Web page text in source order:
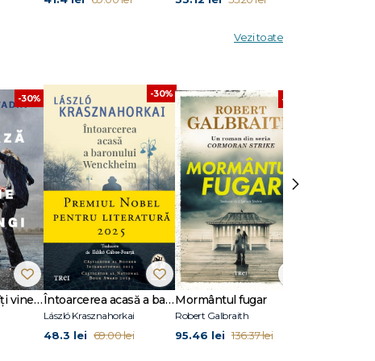
Vezi toate
-30%
Dansează când îți vine să plângi
-30%
Întoarcerea acasă a baronului Wenckheim
László Krasznahorkai
48.3 lei 69.00 lei
-30%
Mormântul fugar
Robert Galbraith
95.46 lei 136.37 lei
›